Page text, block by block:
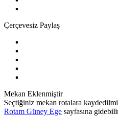
Çerçevesiz Paylaş
Mekan Eklenmiştir
Seçtiğiniz mekan rotalara
Rotam Güney Ege sayfasına